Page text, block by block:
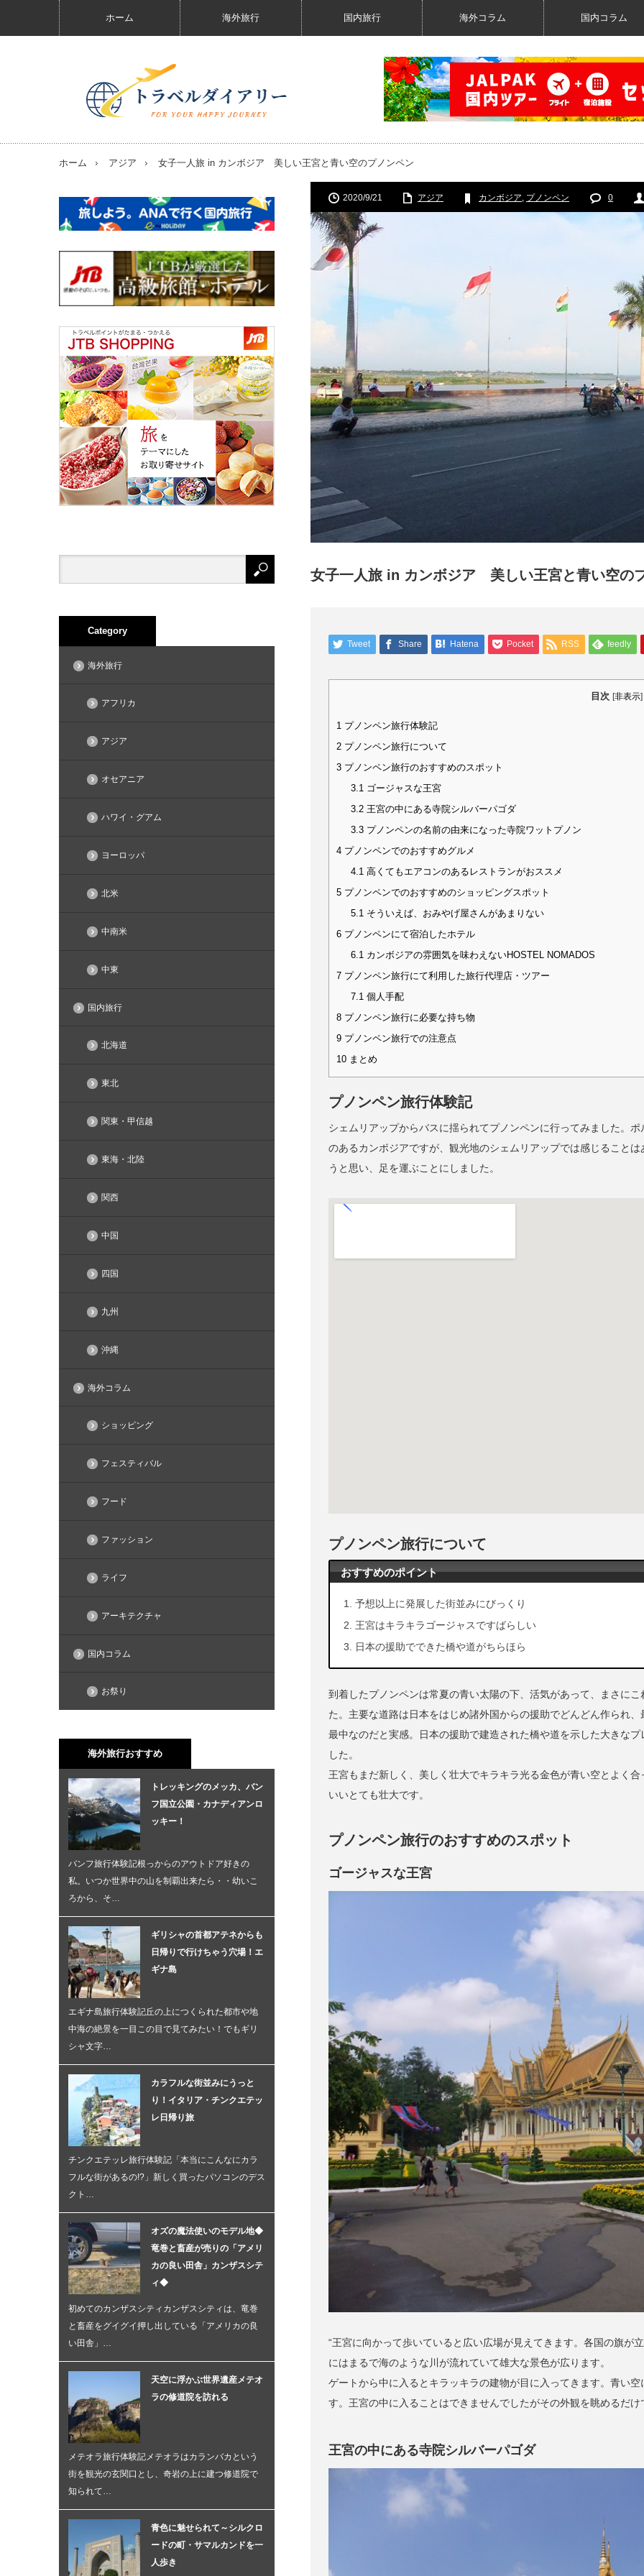
ホーム 海外旅行 国内旅行 海外コラム 国内コラム
ホーム アジア 女子一人旅 in カンボジア 美しい王宮と青い空のプノンペン
2020/9/21 アジア カンボジア, プノンペン 0
女子一人旅 in カンボジア 美しい王宮と青い空の
Tweet Share Hatena Pocket RSS feedly
目次 [非表示]
1 プノンペン旅行体験記
2 プノンペン旅行について
3 プノンペン旅行のおすすめのスポット
3.1ゴージャスな王宮
3.2王宮の中にある寺院シルバーパゴダ
3.3プノンペンの名前の由来になった寺院ワットプノン
4 プノンペンでのおすすめグルメ
4.1高くてもエアコンのあるレストランがおススメ
5 プノンペンでのおすすめのショッピングスポット
5.1そういえば、おみやげ屋さんがあまりない
6 プノンペンにて宿泊したホテル
6.1カンボジアの雰囲気を味わえないHOSTEL NOMADOS
7 プノンペン旅行にて利用した旅行代理店・ツアー
7.1個人手配
8 プノンペン旅行に必要な持ち物
9 プノンペン旅行での注意点
10 まとめ
プノンペン旅行体験記
シェムリアップからバスに揺られてプノンペンに行ってみました。
のあるカンボジアですが、観光地のシェムリアップでは感じること
うと思い、足を運ぶことにしました。
プノンペン旅行について
おすすめのポイント
予想以上に発展した街並みにびっくり
王宮はキラキラゴージャスですばらしい
日本の援助でできた橋や道がちらほら
到着したプノンペンは常夏の青い太陽の下、活気があって、まさに
た。主要な道路は日本をはじめ諸外国からの援助でどんどん作られ
最中なのだと実感。日本の援助で建造された橋や道を示した大きな
した。
王宮もまだ新しく、美しく壮大でキラキラ光る金色が青い空とよく
いいとても壮大です。
プノンペン旅行のおすすめのスポット
ゴージャスな王宮
“王宮に向かって歩いていると広い広場が見えてきます。各国の旗が
にはまるで海のような川が流れていて雄大な景色が広ります。
ゲートから中に入るとキラッキラの建物が目に入ってきます。青い
す。王宮の中に入ることはできませんでしたがその外観を眺めるだ
王宮の中にある寺院シルバーパゴダ
Category
海外旅行
アフリカ
アジア
オセアニア
ハワイ・グアム
ヨーロッパ
北米
中南米
中東
国内旅行
北海道
東北
関東・甲信越
東海・北陸
関西
中国
四国
九州
沖縄
海外コラム
ショッピング
フェスティバル
フード
ファッション
ライフ
アーキテクチャ
国内コラム
お祭り
海外旅行おすすめ
トレッキングのメッカ、バン
フ国立公園・カナディアンロ
ッキー！
バンフ旅行体験記根っからのアウトドア好きの
私。いつか世界中の山を制覇出来たら・・幼いこ
ろから、そ…
ギリシャの首都アテネからも
日帰りで行けちゃう穴場！エ
ギナ島
エギナ島旅行体験記丘の上につくられた都市や地
中海の絶景を一目この目で見てみたい！でもギリ
シャ文字…
カラフルな街並みにうっと
り！イタリア・チンクエテッ
レ日帰り旅
チンクエテッレ旅行体験記「本当にこんなにカラ
フルな街があるの!?」新しく買ったパソコンのデス
クト…
オズの魔法使いのモデル地◆
竜巻と畜産が売りの「アメリ
カの良い田舎」カンザスシテ
ィ◆
初めてのカンザスシティカンザスシティは、竜巻
と畜産をグイグイ押し出している「アメリカの良
い田舎」…
天空に浮かぶ世界遺産メテオ
ラの修道院を訪れる
メテオラ旅行体験記メテオラはカランバカという
街を観光の玄関口とし、奇岩の上に建つ修道院で
知られて…
青色に魅せられて～シルクロ
ードの町・サマルカンドを一
人歩き